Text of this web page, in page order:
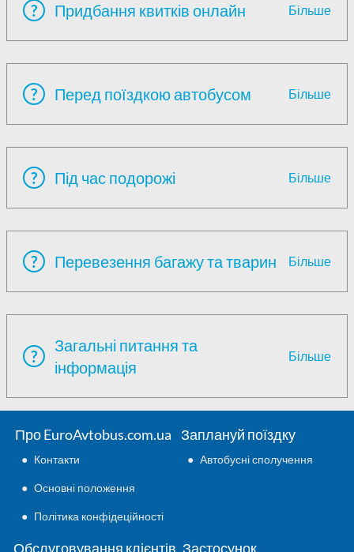
? Придбання квитків онлайн Більше
? Перед поїздкою автобусом Більше
? Під час подорожі Більше
? Перевезення багажу та тварин Більше
?
Загальні питання та
інформація
Більше
Про EuroAvtobus.com.ua
● Контакти
● Основні положення
● Політика конфідеційності
Заплануй поїздку
● Автобусні сполучення
Обслуговування клієнтів Застосунок